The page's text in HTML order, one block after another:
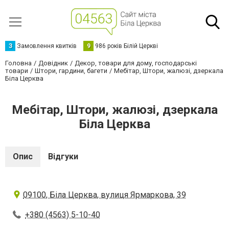
З Замовлення квитків 9 986 років Білій Церкві
Головна Довідник
Декор, товари для дому, господарські
товари
Штори, гардини, багети
Мебітар, Штори, жалюзі, дзеркала
Біла Церква
Мебітар, Штори, жалюзі, дзеркала
Біла Церква
Опис Відгуки
09100, Біла Церква, вулиця Ярмаркова, 39
+380 (4563) 5-10-40